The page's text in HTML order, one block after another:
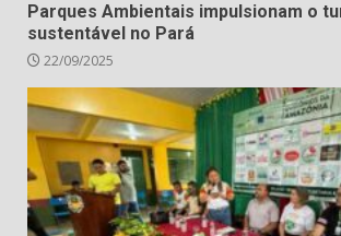
Parques Ambientais impulsionam o
sustentável no Pará
22/09/2025